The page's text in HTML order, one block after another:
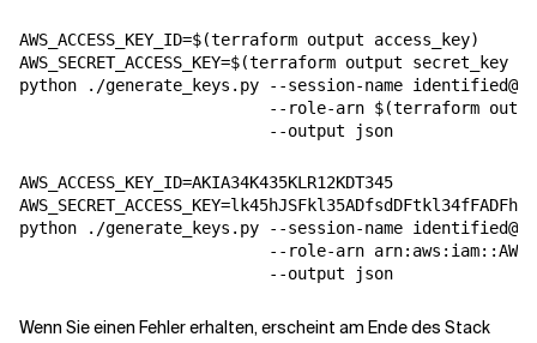
AWS_ACCESS_KEY_ID=$(terraform output access_key)
AWS_SECRET_ACCESS_KEY=$(terraform output
python ./generate_keys.py --session-name
--role-arn $(terraform
AWS_ACCESS_KEY_ID=AKIA34K435KLR12KDT345
python ./generate_keys.py --session-name
--role-arn
Wenn Sie einen Fehler erhalten, erscheint am Ende des Stack